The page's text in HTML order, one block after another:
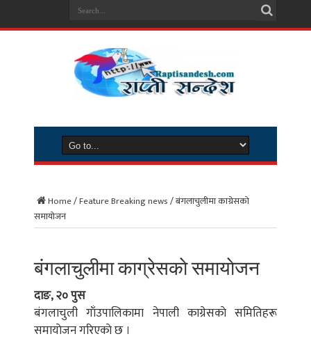
Home/Feature Breaking news/बंगलाचुलीमा काग्रेसकाे
समायाेजन
बंगलाचुलीमा काग्रेसकाे समायाेजन
दाङ, २० पुस
बंगलाचुली गाँउपालिकामा नेपाली काग्रेसकाे समितिहरू
समायाेजन गरिएकाे छ ।